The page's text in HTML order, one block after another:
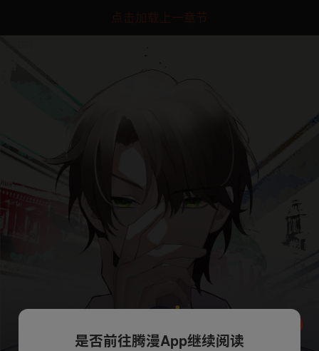
点击加载上一章节
是否前往腾漫App继续阅读